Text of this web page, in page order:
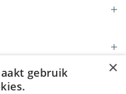
×
gebruik